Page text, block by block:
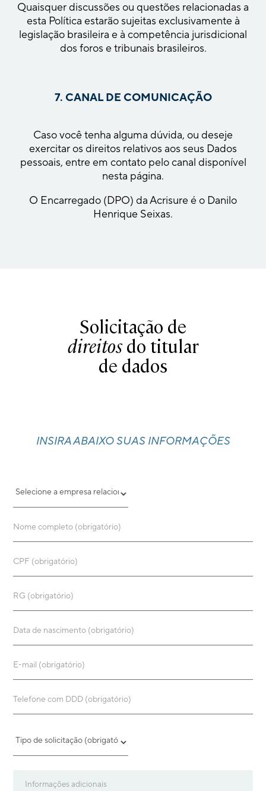
Quaisquer discussões ou questões relacionadas a
esta Política estarão sujeitas exclusivamente à
legislação brasileira e à competência jurisdicional
dos foros e tribunais brasileiros.
7. CANAL DE COMUNICAÇÃO
Caso você tenha alguma dúvida, ou deseje
exercitar os direitos relativos aos seus Dados
pessoais, entre em contato pelo canal disponível
nesta página.
O Encarregado (DPO) da Acrisure é o Danilo
Henrique Seixas.
Solicitação de
direitosdo titular
de dados
INSIRA ABAIXO SUAS INFORMAÇÕES